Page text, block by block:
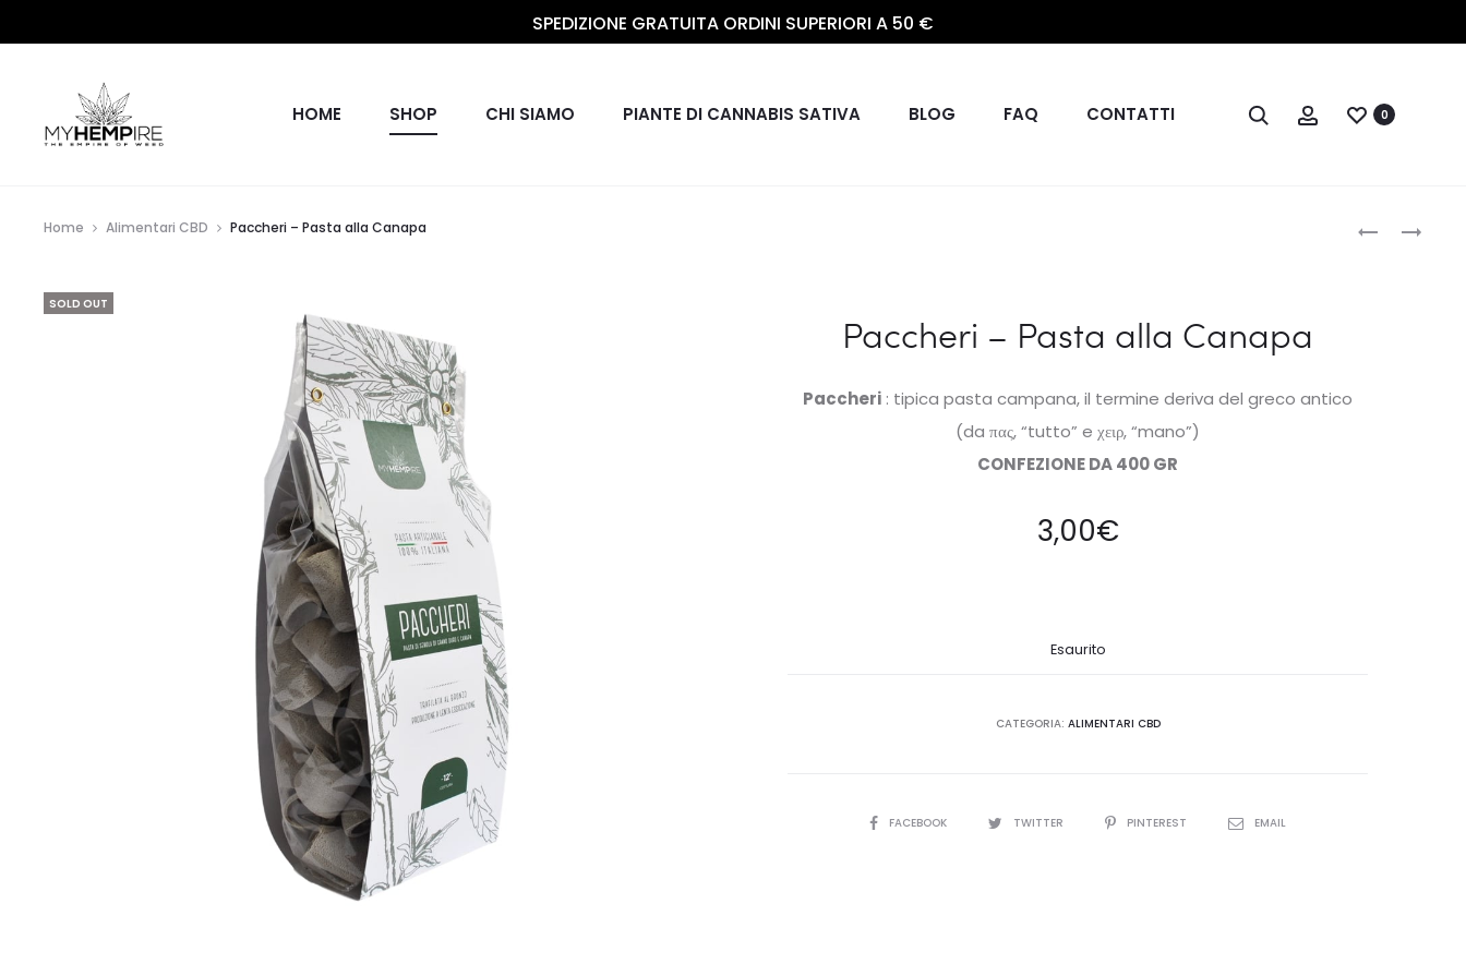
SPEDIZIONE GRATUITA ORDINI SUPERIORI A 50 €
HOME SHOP CHI SIAMO PIANTE DI CANNABIS SATIVA BLOG FAQ CONTATTI 0
TAGLIOLINI
Home Alimentari CBD Paccheri – Pasta alla Canapa
SOLD OUT
Paccheri – Pasta alla Canapa
Paccheri : tipica pasta campana, il termine deriva del greco antico
(da πας, “tutto” e χειρ, “mano”)
CONFEZIONE DA 400 GR
3,00€
Esaurito
CATEGORIA: ALIMENTARI CBD
SHAREFACEBOOK TWITTER PINTEREST EMAIL